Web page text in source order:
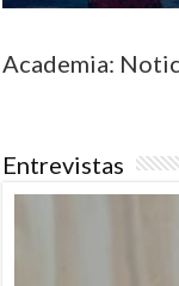
Academia:
Entrevistas